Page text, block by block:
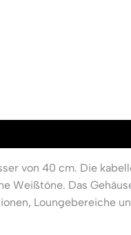
von 40 cm. Die
Weißtöne. Das
Loungebereiche